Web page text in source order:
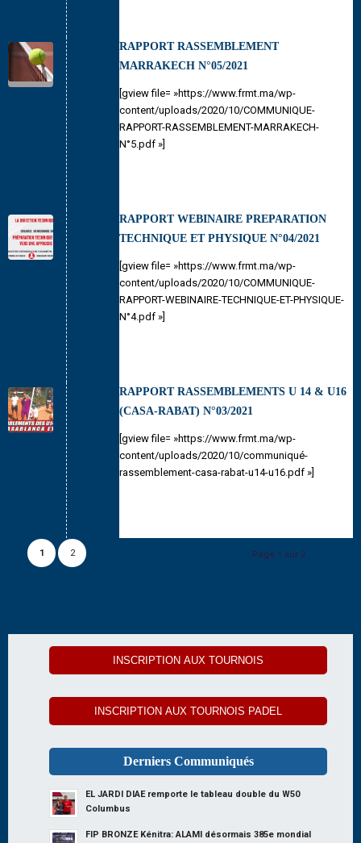
RAPPORT RASSEMBLEMENT
MARRAKECH N°05/2021
[gview file= »https://www.frmt.ma/wp-
content/uploads/2020/10/COMMUNIQUE-
RAPPORT-RASSEMBLEMENT-MARRAKECH-
N°5.pdf »]
RAPPORT WEBINAIRE PREPARATION
TECHNIQUE ET PHYSIQUE N°04/2021
[gview file= »https://www.frmt.ma/wp-
content/uploads/2020/10/COMMUNIQUE-
RAPPORT-WEBINAIRE-TECHNIQUE-ET-PHYSIQUE-
N°4.pdf »]
RAPPORT RASSEMBLEMENTS U 14 & U16
(CASA-RABAT) N°03/2021
[gview file= »https://www.frmt.ma/wp-
content/uploads/2020/10/communiqué-
rassemblement-casa-rabat-u14-u16.pdf »]
Page 1 sur 2
1 2
INSCRIPTION AUX TOURNOIS
INSCRIPTION AUX TOURNOIS PADEL
Derniers Communiqués
EL JARDI DIAE remporte le tableau double du W50
Columbus
FIP BRONZE Kénitra: ALAMI désormais 385e mondial